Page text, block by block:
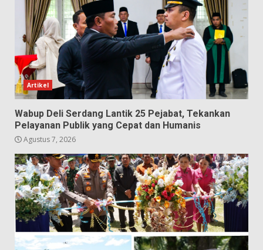
Artikel
Wabup Deli Serdang Lantik 25 Pejabat, Tekankan
Pelayanan Publik yang Cepat dan Humanis
Agustus 7, 2026